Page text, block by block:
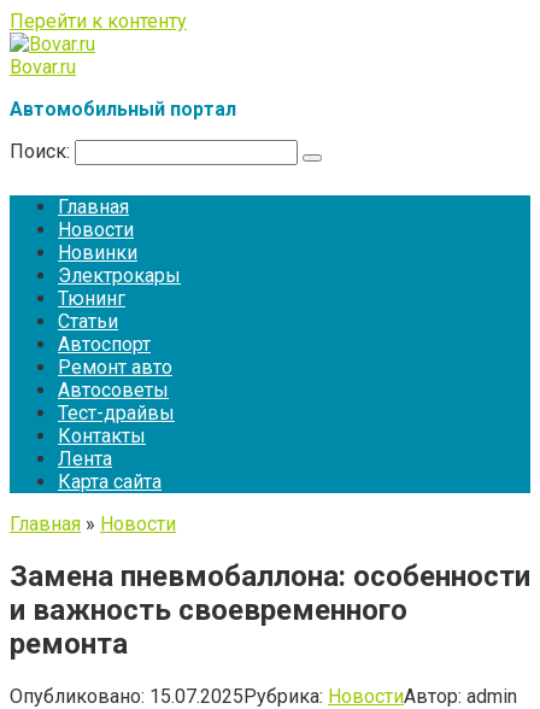
Перейти к контенту
Bovar.ru
Автомобильный портал
Поиск:
Главная
Новости
Новинки
Электрокары
Тюнинг
Статьи
Автоспорт
Ремонт авто
Автосоветы
Тест-драйвы
Контакты
Лента
Карта сайта
Главная » Новости
Замена пневмобаллона: особенности
и важность своевременного
ремонта
Опубликовано: 15.07.2025Рубрика: НовостиАвтор: admin